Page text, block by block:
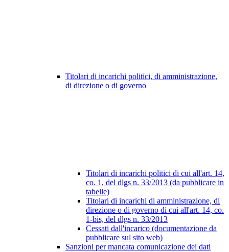
Titolari di incarichi politici, di amministrazione,
di direzione o di governo
Titolari di incarichi politici di cui all'art. 14,
co. 1, del dlgs n. 33/2013 (da pubblicare in
tabelle)
Titolari di incarichi di amministrazione, di
direzione o di governo di cui all'art. 14, co.
1-bis, del dlgs n. 33/2013
Cessati dall'incarico (documentazione da
pubblicare sul sito web)
Sanzioni per mancata comunicazione dei dati